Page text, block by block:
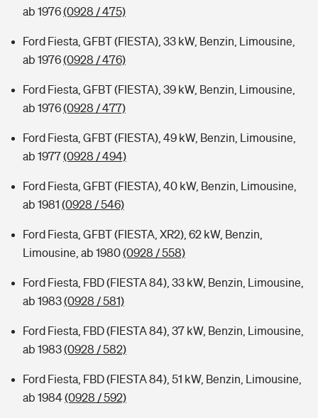
Sie haben Fragen?
Zur Übersicht
Kinderunfall-Check: Mehr Sicherheit für deine Kids
Typklassen: So ist Ihr Auto eingestuft
Sie haben Fragen?
ab 1976(0928 / 475)
Ford Fiesta, GFBT (FIESTA), 33 kW, Benzin, Limousine,
ab 1976(0928 / 476)
Ford Fiesta, GFBT (FIESTA), 39 kW, Benzin, Limousine,
ab 1976(0928 / 477)
Ford Fiesta, GFBT (FIESTA), 49 kW, Benzin, Limousine,
ab 1977(0928 / 494)
Ford Fiesta, GFBT (FIESTA), 40 kW, Benzin, Limousine,
ab 1981 (0928 / 546)
Ford Fiesta, GFBT (FIESTA, XR2), 62 kW, Benzin,
Limousine, ab 1980(0928 / 558)
Ford Fiesta, FBD (FIESTA 84), 33 kW, Benzin, Limousine,
ab 1983(0928 / 581)
Ford Fiesta, FBD (FIESTA 84), 37 kW, Benzin, Limousine,
ab 1983(0928 / 582)
Ford Fiesta, FBD (FIESTA 84), 51 kW, Benzin, Limousine,
ab 1984(0928 / 592)